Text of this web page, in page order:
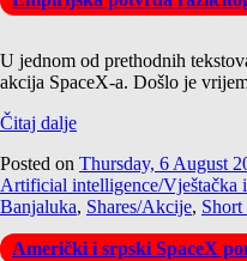
U jednom od prethodnih
akcija SpaceX-a. Došlo je
Čitaj dalje
Posted on Thursday, 6 August
Artificial intelligence/Vještačka
Banjaluka, Shares/Akcije, Short
Američki i srpski SpaceX